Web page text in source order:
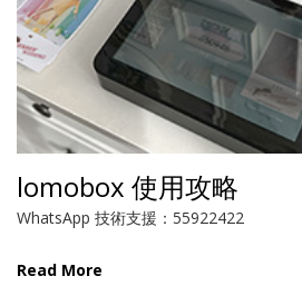
lomobox 使用攻略
WhatsApp 技術支援：55922422
Read More